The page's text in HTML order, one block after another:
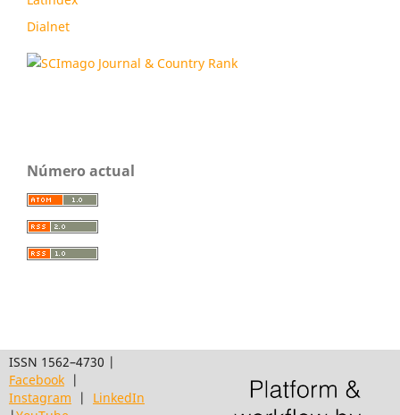
Dialnet
Número actual
ISSN 1562–4730 |
Facebook|
Instagram | LinkedIn